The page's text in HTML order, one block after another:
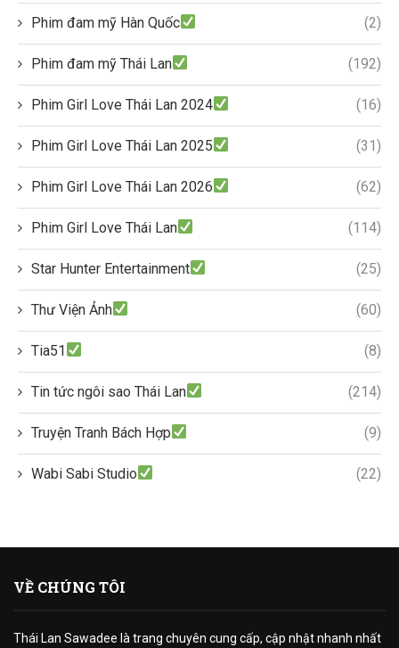
Phim đam mỹ Hàn Quốc (2)
Phim đam mỹ Thái Lan (192)
Phim Girl Love Thái Lan 2024 (16)
Phim Girl Love Thái Lan 2025 (31)
Phim Girl Love Thái Lan 2026 (62)
Phim Girl Love Thái Lan (114)
Star Hunter Entertainment (25)
Thư Viện Ảnh (60)
Tia51 (8)
Tin tức ngôi sao Thái Lan (214)
Truyện Tranh Bách Hợp (9)
Wabi Sabi Studio (22)
VỀ CHÚNG TÔI
Thái Lan Sawadee là trang chuyên cung cấp, cập nhật nhanh nhất